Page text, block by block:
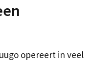
opereert in veel